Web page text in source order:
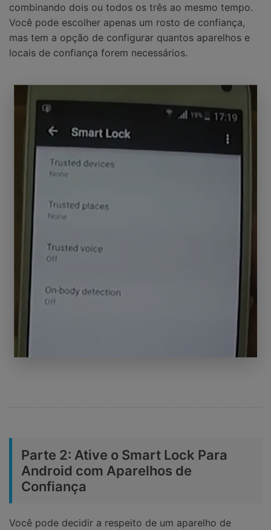
combinando dois ou todos os três ao mesmo tempo.
Você pode escolher apenas um rosto de confiança,
mas tem a opção de configurar quantos aparelhos e
locais de confiança forem necessários.
Parte 2: Ative o Smart Lock Para
Android com Aparelhos de
Confiança
Você pode decidir a respeito de um aparelho de